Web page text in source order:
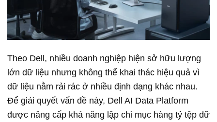
Theo Dell, nhiều doanh nghiệp hiện sở hữu lượng
lớn dữ liệu nhưng không thể khai thác hiệu quả vì
dữ liệu nằm rải rác ở nhiều định dạng khác nhau.
Để giải quyết vấn đề này, Dell AI Data Platform
được nâng cấp khả năng lập chỉ mục hàng tỷ tệp dữ